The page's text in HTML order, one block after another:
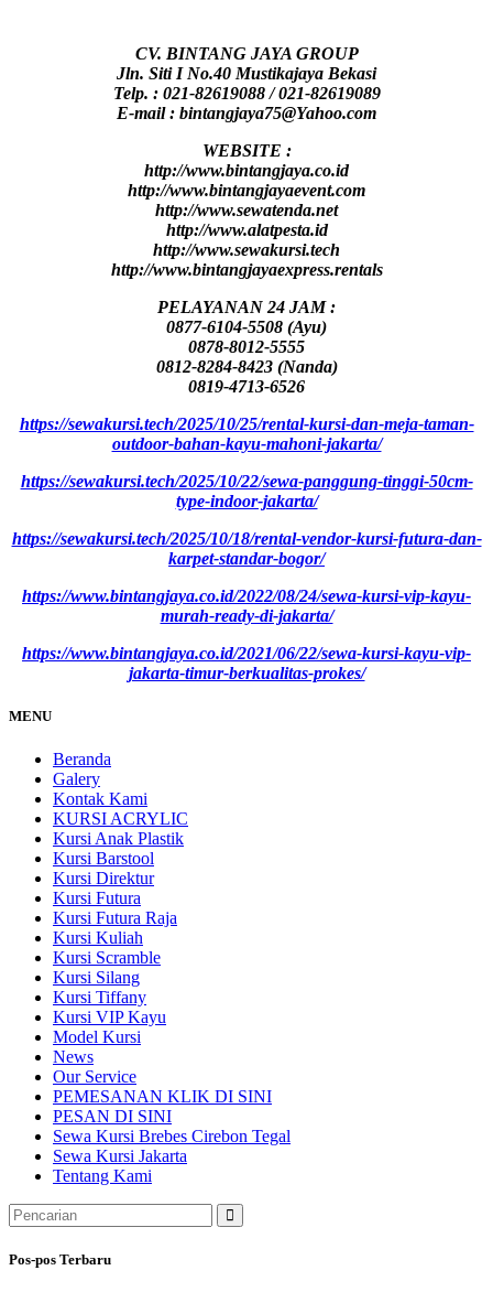
CV. BINTANG JAYA GROUP
Jln. Siti I No.40 Mustikajaya Bekasi
Telp. : 021-82619088 / 021-82619089
E-mail : bintangjaya75@Yahoo.com
WEBSITE :
http://www.bintangjaya.co.id
http://www.bintangjayaevent.com
http://www.sewatenda.net
http://www.alatpesta.id
http://www.sewakursi.tech
http://www.bintangjayaexpress.rentals
PELAYANAN 24 JAM :
0877-6104-5508 (Ayu)
0878-8012-5555
0812-8284-8423 (Nanda)
0819-4713-6526
https://sewakursi.tech/2025/10/25/rental-kursi-dan-meja-taman-
outdoor-bahan-kayu-mahoni-jakarta/
https://sewakursi.tech/2025/10/22/sewa-panggung-tinggi-50cm-
type-indoor-jakarta/
https://sewakursi.tech/2025/10/18/rental-vendor-kursi-futura-dan-
karpet-standar-bogor/
https://www.bintangjaya.co.id/2022/08/24/sewa-kursi-vip-kayu-
murah-ready-di-jakarta/
https://www.bintangjaya.co.id/2021/06/22/sewa-kursi-kayu-vip-
jakarta-timur-berkualitas-prokes/
MENU
Beranda
Galery
Kontak Kami
KURSI ACRYLIC
Kursi Anak Plastik
Kursi Barstool
Kursi Direktur
Kursi Futura
Kursi Futura Raja
Kursi Kuliah
Kursi Scramble
Kursi Silang
Kursi Tiffany
Kursi VIP Kayu
Model Kursi
News
Our Service
PEMESANAN KLIK DI SINI
PESAN DI SINI
Sewa Kursi Brebes Cirebon Tegal
Sewa Kursi Jakarta
Tentang Kami
Pencarian
untuk:
Pos-pos Terbaru